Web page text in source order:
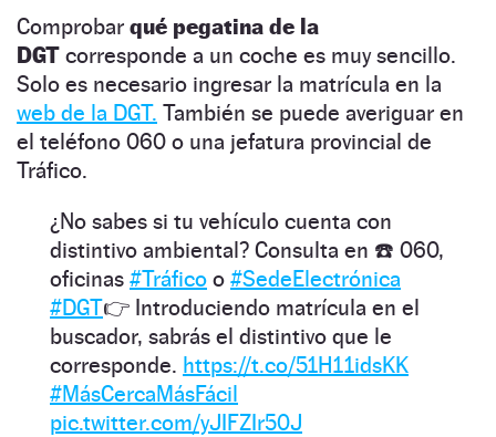
Comprobar qué pegatina de la
DGT corresponde a un coche es muy sencillo.
Solo es necesario ingresar la matrícula en la
web de la DGT. También se puede averiguar en
el teléfono 060 o una jefatura provincial de
Tráfico.
¿No sabes si tu vehículo cuenta con
distintivo ambiental? Consulta en ☎️ 060,
oficinas #Tráfico o #SedeElectrónica
#DGT👉 Introduciendo matrícula en el
buscador, sabrás el distintivo que le
corresponde. https://t.co/51H11idsKK
#MásCercaMásFácil
pic.twitter.com/yJIFZIr50J